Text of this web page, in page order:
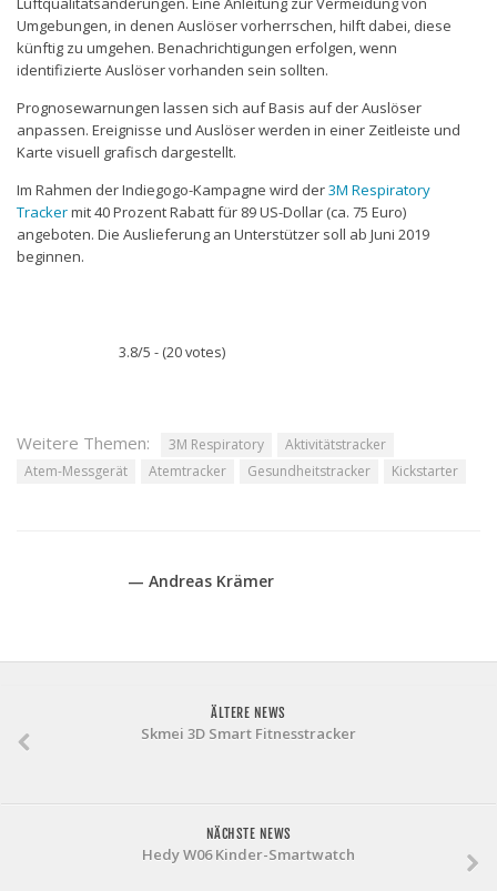
Umgebungen, in denen Auslöser vorherrschen, hilft dabei, diese
künftig zu umgehen. Benachrichtigungen erfolgen, wenn
identifizierte Auslöser vorhanden sein sollten.
Prognosewarnungen lassen sich auf Basis auf der Auslöser
anpassen. Ereignisse und Auslöser werden in einer Zeitleiste und
Karte visuell grafisch dargestellt.
Im Rahmen der Indiegogo-Kampagne wird der3M Respiratory
Trackermit 40 Prozent Rabatt für 89 US-Dollar (ca. 75 Euro)
angeboten. Die Auslieferung an Unterstützer soll ab Juni 2019
beginnen.
3.8/5 - (20 votes)
Weitere Themen: 3M Respiratory
Aktivitätstracker
Atem-Messgerät
Atemtracker Gesundheitstracker Kickstarter
— Andreas Krämer
ÄLTERE NEWS
Skmei 3D Smart Fitnesstracker
NÄCHSTE NEWS
Hedy W06 Kinder-Smartwatch